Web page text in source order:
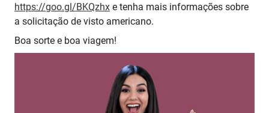
https://goo.gl/BKQzhx e tenha mais informações sobre
a solicitação de visto americano.
Boa sorte e boa viagem!